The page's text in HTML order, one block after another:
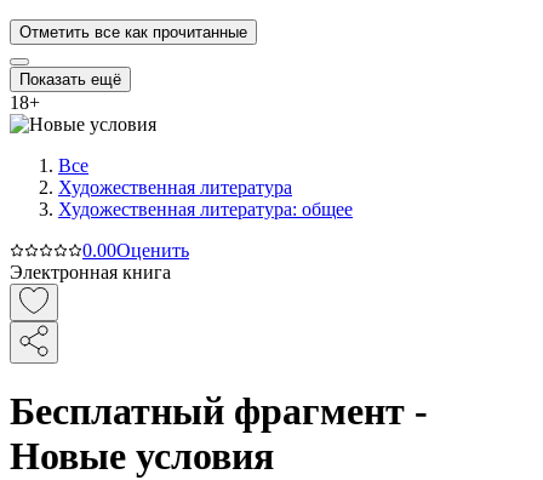
Отметить все как прочитанные
Показать ещё
18+
Все
Художественная литература
Художественная литература: общее
0.00Оценить
Электронная книга
Бесплатный фрагмент -
Новые условия